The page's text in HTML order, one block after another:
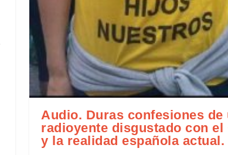
Audio. Duras confesiones de
radioyente disgustado con el
y la realidad española actual.